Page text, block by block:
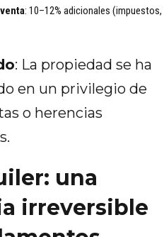
: 10–12% adicionales (impuestos,
: La propiedad se ha
en un privilegio de
o herencias
una
irreversible